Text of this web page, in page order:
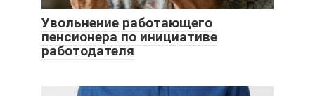
Увольнение работающего
пенсионера по инициативе
работодателя